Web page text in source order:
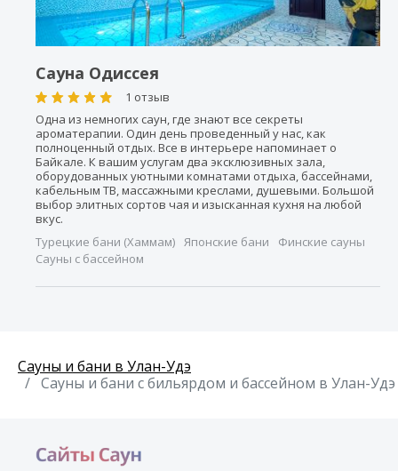
Сауна Одиссея
1 отзыв
Одна из немногих саун, где знают все секреты
ароматерапии. Один день проведенный у нас, как
полноценный отдых. Все в интерьере напоминает о
Байкале. К вашим услугам два эксклюзивных зала,
оборудованных уютными комнатами отдыха, бассейнами,
кабельным ТВ, массажными креслами, душевыми. Большой
выбор элитных сортов чая и изысканная кухня на любой
вкус.
Турецкие бани (Хаммам) Японские бани
Финские сауны
Сауны с бассейном
Сауны и бани в Улан-Удэ
Сауны и бани с бильярдом и бассейном в Улан-Удэ